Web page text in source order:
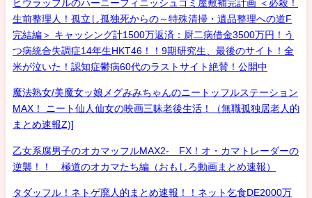
ヒウラッフルのハーニーフィニッシュゴミ屋敷補完計画 ＜必殺！
生前整理人！孤立し孤独死からの～特殊清掃・遺品整理への道F
完結編＞ キャッシング計1500万返済：厨二病借金3500万円！う
つ病統合失調症14年生HKT46！！9期研究生、最後のサイト！全
米が泣いた！認知症鬱病60代のラストサイト絶賛！公開中
魔法熟女/美魔女ッ娘メグみみちゃんのニートッフルステーション
MAX！ ニート仙人仙女の映画三昧老後生活！（無職孤独居老人的
まとめ速報Z)]
乙女系腐男子のオカマッフルMAX2- FX！オ・カマトレーダーの
逆襲！！ 極道のオカマたち編（おもしろ動画まとめ速報）
タダッフル！ネトゲ廃人的まとめ速報！！ネット乞食DE2000万